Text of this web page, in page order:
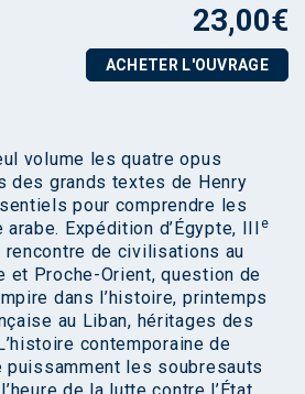
23,00€
ACHETER L'OUVRAGE
volume les quatre opus
des grands textes de Henry
pour comprendre les
Expédition d’Égypte, IIIe
rencontre de civilisations au
et Proche-Orient, question de
dans l’histoire, printemps
au Liban, héritages des
contemporaine de
puissamment les soubresauts
de la lutte contre l’État